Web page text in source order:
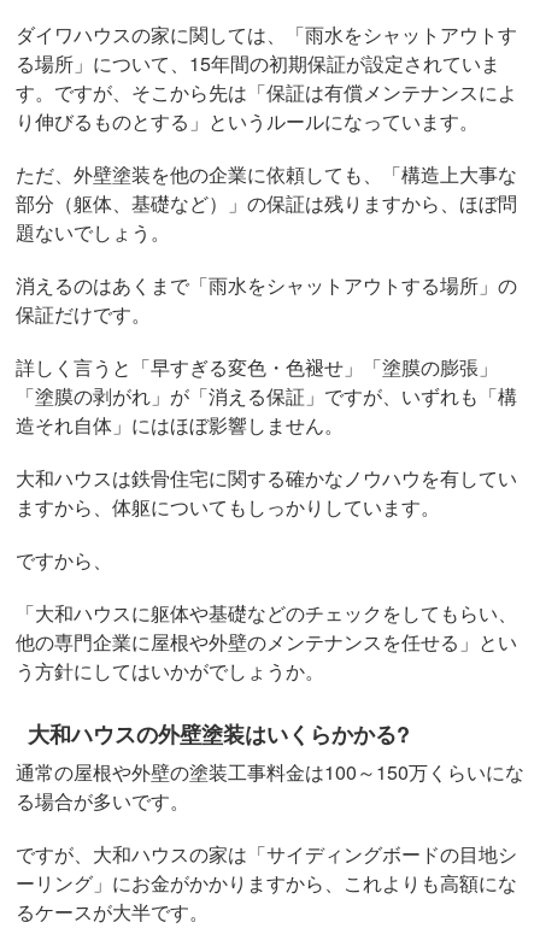
ダイワハウスの家に関しては、「雨水をシャットアウトす
る場所」について、15年間の初期保証が設定されていま
す。ですが、そこから先は「保証は有償メンテナンスによ
り伸びるものとする」というルールになっています。
ただ、外壁塗装を他の企業に依頼しても、「構造上大事な
部分（躯体、基礎など）」の保証は残りますから、ほぼ問
題ないでしょう。
消えるのはあくまで「雨水をシャットアウトする場所」の
保証だけです。
詳しく言うと「早すぎる変色・色褪せ」「塗膜の膨張」
「塗膜の剥がれ」が「消える保証」ですが、いずれも「構
造それ自体」にはほぼ影響しません。
大和ハウスは鉄骨住宅に関する確かなノウハウを有してい
ますから、体躯についてもしっかりしています。
ですから、
「大和ハウスに躯体や基礎などのチェックをしてもらい、
他の専門企業に屋根や外壁のメンテナンスを任せる」とい
う方針にしてはいかがでしょうか。
大和ハウスの外壁塗装はいくらかかる?
通常の屋根や外壁の塗装工事料金は100～150万くらいにな
る場合が多いです。
ですが、大和ハウスの家は「サイディングボードの目地シ
ーリング」にお金がかかりますから、これよりも高額にな
るケースが大半です。